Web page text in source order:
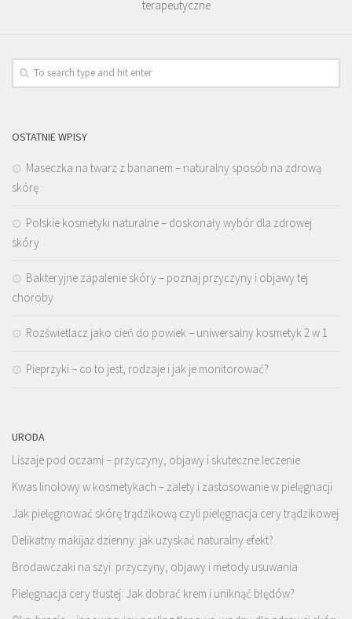
terapeutyczne
OSTATNIE WPISY
Maseczka na twarz z bananem – naturalny sposób na zdrową
skórę
Polskie kosmetyki naturalne – doskonały wybór dla zdrowej
skóry
Bakteryjne zapalenie skóry – poznaj przyczyny i objawy tej
choroby
Rozświetlacz jako cień do powiek – uniwersalny kosmetyk 2 w 1
Pieprzyki – co to jest, rodzaje i jak je monitorować?
URODA
Liszaje pod oczami – przyczyny, objawy i skuteczne leczenie
Kwas linolowy w kosmetykach – zalety i zastosowanie w pielęgnacji
Jak pielęgnować skórę trądzikową czyli pielęgnacja cery trądzikowej
Delikatny makijaż dzienny: jak uzyskać naturalny efekt?
Brodawczaki na szyi: przyczyny, objawy i metody usuwania
Pielęgnacja cery tłustej: Jak dobrać krem i uniknąć błędów?